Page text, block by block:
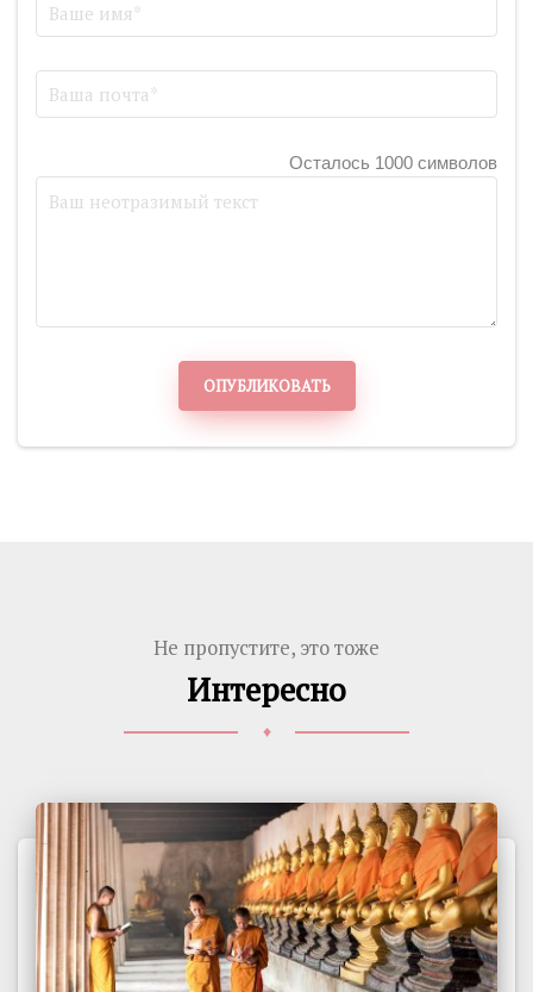
Осталось 1000 символов
ОПУБЛИКОВАТЬ
Не пропустите, это тоже
Интересно
♦